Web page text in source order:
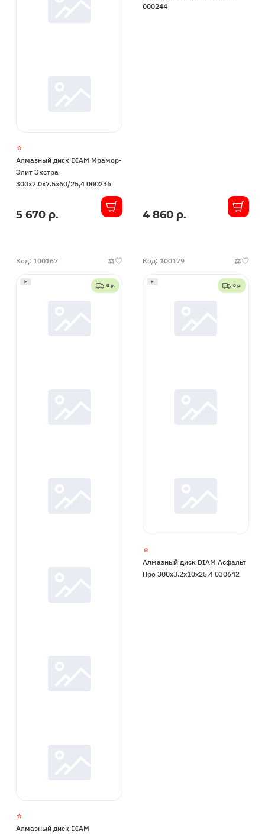
Алмазный диск DIAM Мрамор-
Элит Экстра
300x2.0x7.5x60/25,4 000236
В
5 670 р.
000244
В
4 860 р.
Код: 100167
0 р.
Алмазный диск DIAM
Код: 100179
0 р.
Алмазный диск DIAM Асфальт
Про 300x3.2x10x25.4 030642